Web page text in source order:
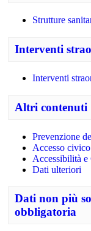
Strutture
Interventi
Interventi
Altri contenuti
Prevenzione
Accesso civico
Accessibilità e
Dati ulteriori
Dati non più
obbligatoria